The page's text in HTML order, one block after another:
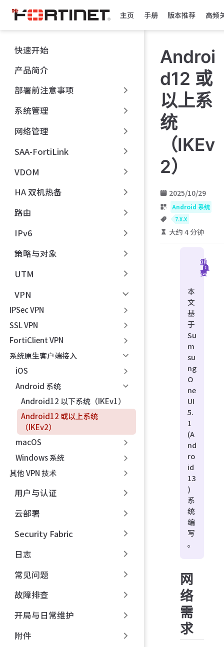
跳
至
主
內
容
主页 手册 版本推荐 高频
快速开始
产品简介
部署前注意事项
系统管理
网络管理
SAA-FortiLink
VDOM
HA 双机热备
路由
IPv6
策略与对象
UTM
VPN
IPSec VPN
SSL VPN
FortiClient VPN
系统原生客户端接入
iOS
Android 系统
Android12 以下系统（IKEv1）
Android12 或以上系统
（IKEv2）
macOS
Windows 系统
其他 VPN 技术
用户与认证
云部署
Security Fabric
日志
常见问题
故障排查
开局与日常维护
附件
Androi
d12 或
以上系
统
（IKEv
2）
2025/10/29
Android 系统
7.X.X
大约 4 分钟
重
要
本
文
基
于
Su
m
su
ng
O
ne
UI
5.
1
(A
nd
ro
id
13
)
系
统
编
写
。
网
络
需
求